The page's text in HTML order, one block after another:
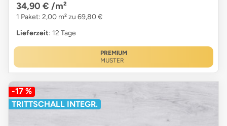
34,90 € /m²
1 Paket: 2,00 m² zu 69,80 €
Lieferzeit: 12 Tage
PREMIUM
MUSTER
-17 %
TRITTSCHALL INTEGR.